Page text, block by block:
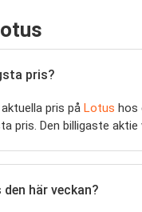
pris?
pris på Lotus hos
pris. Den billigaste
här veckan?